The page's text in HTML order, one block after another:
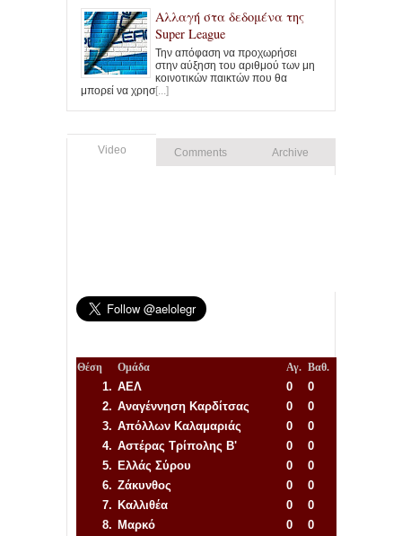
Αλλαγή στα δεδομένα της
Super League
Την απόφαση να προχωρήσει
στην αύξηση του αριθμού των μη
κοινοτικών παικτών που θα
μπορεί να χρησ[...]
Video Comments Archive
Θέση Ομάδα Αγ. Βαθ.
1. ΑΕΛ 0
0
2. Αναγέννηση Καρδίτσας 0
0
3. Απόλλων Καλαμαριάς 0
0
4. Αστέρας Τρίπολης Β' 0
0
5. Ελλάς Σύρου 0
0
6. Ζάκυνθος 0
0
7. Καλλιθέα 0
0
8. Μαρκό 0
0